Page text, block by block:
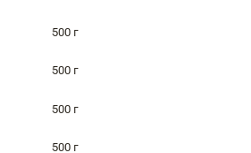
500 г
500 г
500 г
500 г